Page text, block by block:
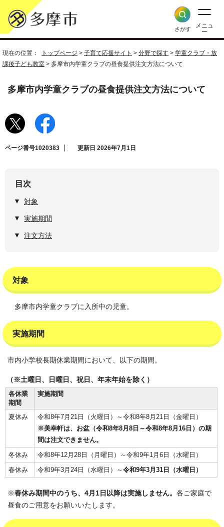
さがす
メニュ
ー
現在の位置： トップページ > 子育て応援サイト > 分野で探す > 学童クラブ・放
課後子ども教室 > 多摩市内学童クラブの昼食提供注文方法について
多摩市内学童クラブの昼食提供注文方法について
ページ番号1020383 更新日 2026年7月1日
目次
対象
実施期間
注文方法
対象
多摩市内学童クラブに入所中の児童。
実施期間
市内小学校長期休業期間において、以下の期間。
（※土曜日、日曜日、祝日、年末年始を除く）
各休業
期間
実施期間
夏休み
令和8年7月21日（火曜日）～令和8年8月21日（金曜日）
※美幸軒は、お盆（令和8年8月8日～令和8年8月16日）の期
間は注文できません。
冬休み
令和8年12月28日（月曜日）～令和9年1月6日（水曜日）
春休み
令和9年3月24日（水曜日）～ 令和9年3月31日（水曜日）
※春休み期間中のうち、4月1日以降は実施しません。 各ご家庭で
昼食のご用意をお願いいたします。